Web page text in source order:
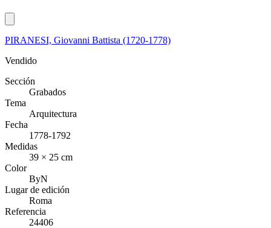
PIRANESI, Giovanni Battista (1720-1778)
Vendido
Sección
Grabados
Tema
Arquitectura
Fecha
1778-1792
Medidas
39 × 25 cm
Color
ByN
Lugar de edición
Roma
Referencia
24406